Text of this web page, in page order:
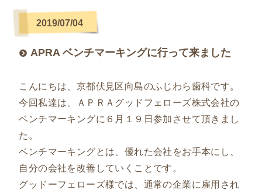
2019/07/04
APRA ベンチマーキングに行って来ました
こんにちは、京都伏見区向島のふじわら歯科です。
今回私達は、ＡＰＲＡグッドフェローズ株式会社の
ベンチマーキングに６月１９日参加させて頂きまし
た。
ベンチマーキングとは、優れた会社をお手本にし、
自分の会社を改善していくことです。
グッドーフェローズ様では、通常の企業に雇用され